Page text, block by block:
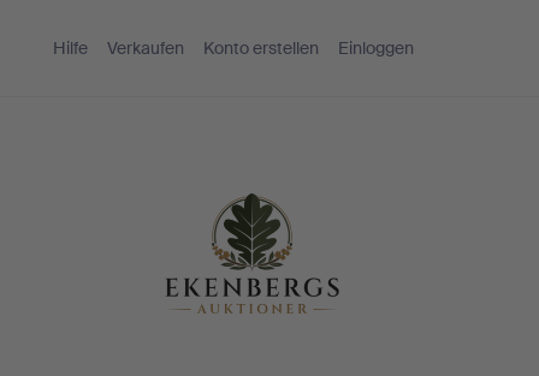
Hilfe Verkaufen Konto erstellen Einloggen